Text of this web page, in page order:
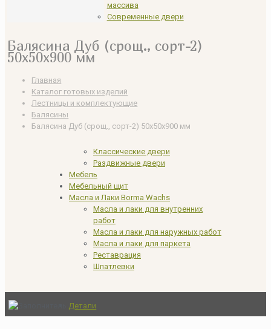
Балясина Дуб (срощ., сорт-2)
50х50х900 мм
Главная
Каталог готовых изделий
Лестницы и комплектующие
Балясины
Балясина Дуб (срощ., сорт-2) 50х50х900 мм
массива
Современные двери
Классические двери
Раздвижные двери
Мебель
Мебельный щит
Масла и Лаки Borma Wachs
Масла и лаки для внутренних
работ
Масла и лаки для наружных работ
Масла и лаки для паркета
Реставрация
Шпатлевки
Детали